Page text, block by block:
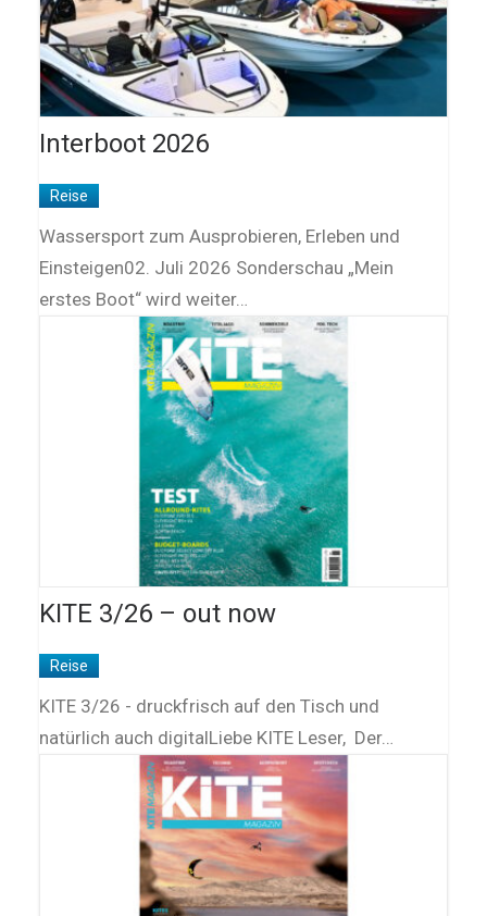
Interboot 2026
Reise
Wassersport zum Ausprobieren, Erleben und
Einsteigen02. Juli 2026 Sonderschau „Mein
erstes Boot“ wird weiter…
KITE 3/26 – out now
Reise
KITE 3/26 - druckfrisch auf den Tisch und
natürlich auch digitalLiebe KITE Leser, Der…